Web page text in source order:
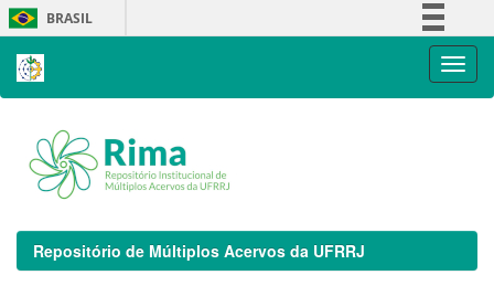
Skip
navigation
BRASIL
Repositório de Múltiplos Acervos da UFRRJ